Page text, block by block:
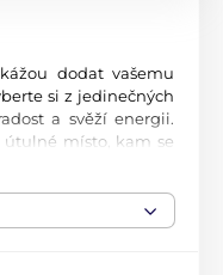
dodat vašemu
si z jedinečných
a svěží energii.
místo, kam se